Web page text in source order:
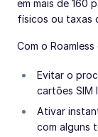
em mais de 160
físicos ou taxas
Com o
Evitar o
cartões SIM
Ativar
com alguns